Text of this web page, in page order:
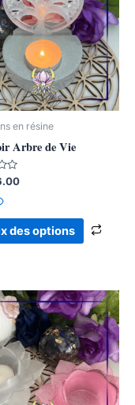
en résine
Arbre de Vie
des options
a
Les
Ce
a
Les